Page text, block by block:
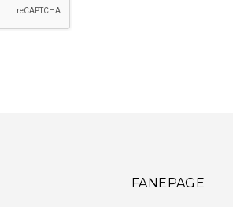
FANEPAGE